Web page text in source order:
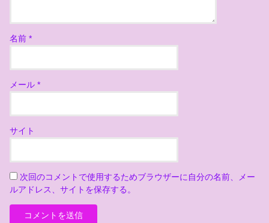
名前*
メール*
サイト
次回のコメントで使用するためブラウザーに自分の名前、メー
ルアドレス、サイトを保存する。